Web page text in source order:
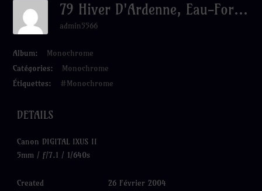
79 Hiver D'Ardenne, Eau-Forte Et Aquatinte, 28x38 Cm
admin5566
Album:
Monochrome
Catégories:
Monochrome
Étiquettes:
#Monochrome
DETAILS
Canon DIGITAL IXUS II
5mm / ƒ/7.1 / 1/640s
Created
26 Février 2004